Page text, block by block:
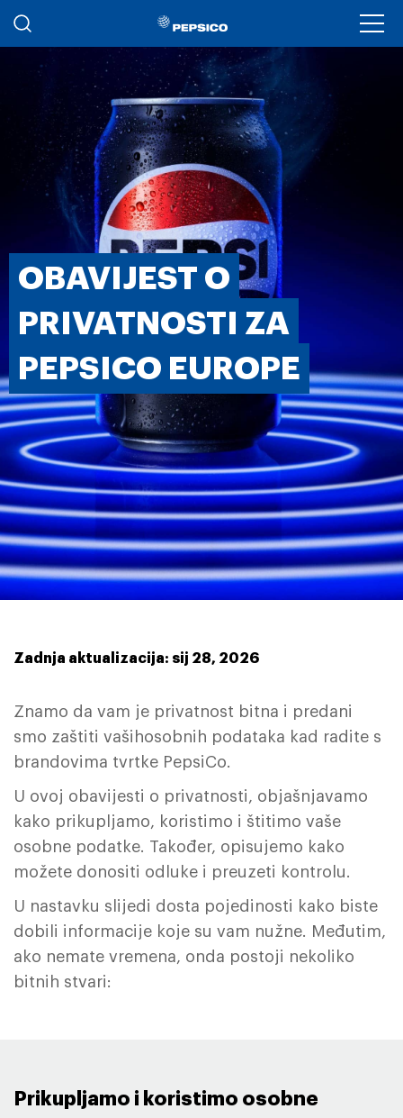
Skoči na glavni sadržaj
OBAVIJEST O
PRIVATNOSTI ZA
PEPSICO EUROPE
Zadnja aktualizacija: sij 28, 2026
Znamo da vam je privatnost bitna i predani
smo zaštiti vašihosobnih podataka kad radite s
brandovima tvrtke PepsiCo.
U ovoj obavijesti o privatnosti, objašnjavamo
kako prikupljamo, koristimo i štitimo vaše
osobne podatke. Također, opisujemo kako
možete donositi odluke i preuzeti kontrolu.
U nastavku slijedi dosta pojedinosti kako biste
dobili informacije koje su vam nužne. Međutim,
ako nemate vremena, onda postoji nekoliko
bitnih stvari:
Prikupljamo i koristimo osobne